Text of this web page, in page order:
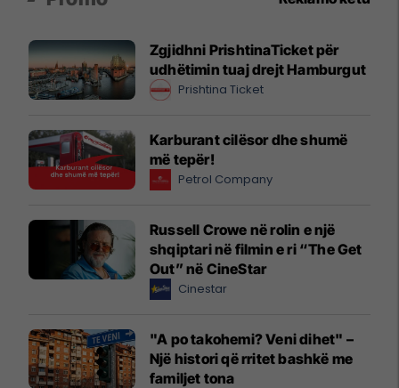
Zgjidhni PrishtinaTicket për
udhëtimin tuaj drejt Hamburgut
Prishtina Ticket
Karburant cilësor dhe shumë
më tepër!
Petrol Company
Russell Crowe në rolin e një
shqiptari në filmin e ri “The Get
Out” në CineStar
Cinestar
"A po takohemi? Veni dihet" –
Një histori që rritet bashkë me
familjet tona